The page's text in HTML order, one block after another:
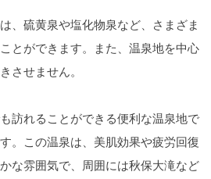
、硫黄泉や塩化物泉など、さまざま
とができます。また、温泉地を中心
させません。
訪れることができる便利な温泉地で
。この温泉は、美肌効果や疲労回復
な雰囲気で、周囲には秋保大滝など